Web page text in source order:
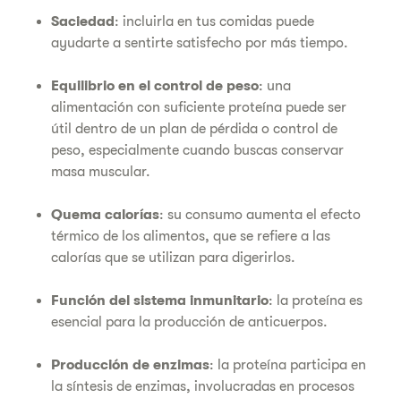
Saciedad: incluirla en tus comidas puede
ayudarte a sentirte satisfecho por más tiempo.
Equilibrio en el control de peso: una
alimentación con suficiente proteína puede ser
útil dentro de un plan de pérdida o control de
peso, especialmente cuando buscas conservar
masa muscular.
Quema calorías: su consumo aumenta el efecto
térmico de los alimentos, que se refiere a las
calorías que se utilizan para digerirlos.
Función del sistema inmunitario: la proteína es
esencial para la producción de anticuerpos.
Producción de enzimas: la proteína participa en
la síntesis de enzimas, involucradas en procesos